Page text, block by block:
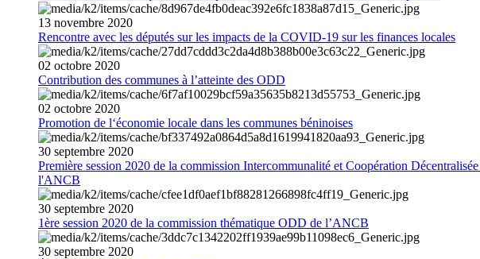
13 novembre 2020
Rencontre avec les députés sur les impacts de la COVID-19 sur les finances locales
02 octobre 2020
Contribution des communes à l’atteinte des ODD
02 octobre 2020
Promotion de l‘économie locale dans les communes béninoises
30 septembre 2020
Première session 2020 de la commission Intercommunalité et Coopération
l'ANCB
30 septembre 2020
1ère session 2020 de la commission thématique ODD de l’ANCB
30 septembre 2020